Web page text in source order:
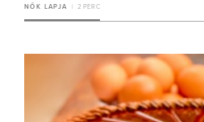
NŐK LAPJA 2 PERC